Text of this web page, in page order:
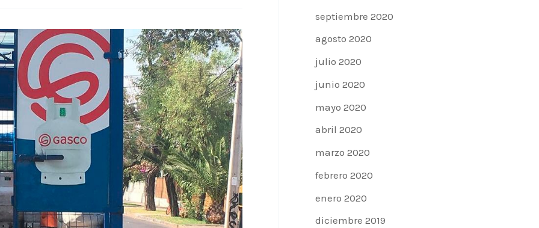
septiembre 2020
agosto 2020
julio 2020
junio 2020
mayo 2020
abril 2020
marzo 2020
febrero 2020
enero 2020
diciembre 2019